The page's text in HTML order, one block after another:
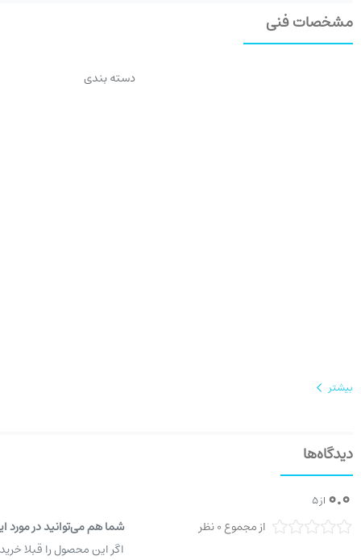
مشخصات فنی
دسته بندی
بیشتر
دیدگاه‌ها
0.0 از 5
از مجموع 0 نظر
شما هم می‌توانید در مورد
اگر این محصول را قبلا